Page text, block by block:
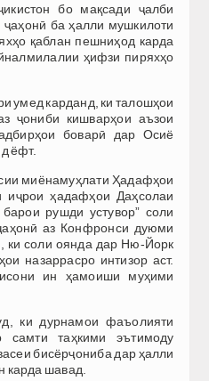
бо мақсади ҷалби
ба ҳалли мушкилоти
қаблан пешниҳод карда
ҳифзи пиряхҳо
умед карданд, ки талошҳои
ҷониби кишварҳои аъзои
боварӣ дар Осиё
ёфт.
миёнамуҳлати Ҳадафҳои
иҷрои ҳадафҳои Даҳсолаи
рушди устувор” соли
аз Конфронси дуюми
ки соли оянда дар Ню-Йорк
назаррасро интизор аст.
ин ҳамоиши муҳими
ки дурнамои фаъолияти
самти таҳкими эътимоду
бисёрҷониба дар ҳалли
шавад.